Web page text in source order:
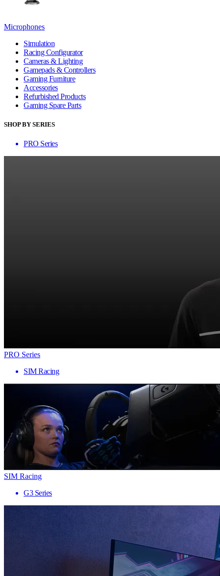
Microphones
Simulation
Racing Configurator
Cameras & Lighting
Gamepads & Controllers
Gaming Furniture
Accessories
Refurbished Products
Gaming Spare Parts
SHOP BY SERIES
PRO Series
PRO Series
SIM Racing
SIM Racing
G3 Series